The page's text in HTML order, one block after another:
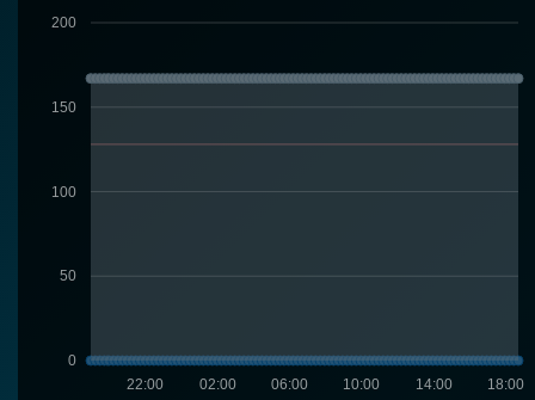
0
50
100
150
200
18:00
14:00
10:00
06:00
02:00
22:00